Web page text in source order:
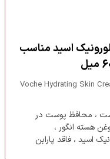
اسید مناسب
Voche Hydrating Skin
، محافظ پوست در
هسته انگور ،
اسید ، فاقد پارابن